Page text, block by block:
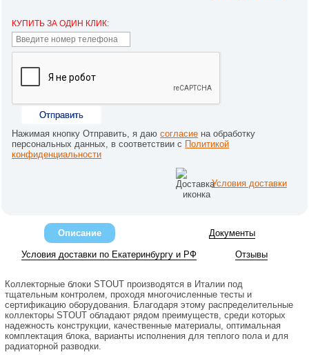
КУПИТЬ ЗА ОДИН КЛИК:
Отправить
Нажимая кнопку Отправить, я даюсогласие на обработку
персональных данных, в соответствии с Политикой
конфиденциальности
Условия доставки
Описание Документы
Условия доставки по Екатеринбургу и РФ Отзывы
Коллекторные блоки STOUT производятся в Италии под
тщательным контролем, проходя многочисленные тесты и
сертификацию оборудования. Благодаря этому распределительные
коллекторы STOUT обладают рядом преимуществ, среди которых
надежность конструкции, качественные материалы, оптимальная
комплектация блока, варианты исполнения для теплого пола и для
радиаторной разводки.